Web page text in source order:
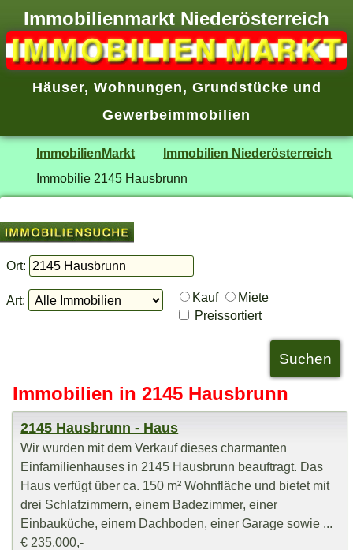
Immobilienmarkt Niederösterreich
Häuser, Wohnungen, Grundstücke und
Gewerbeimmobilien
ImmobilienMarkt
Immobilien Niederösterreich
Immobilie 2145 Hausbrunn
Ort:
Art: Kauf
Miete
Preissortiert
Immobilien in 2145 Hausbrunn
2145 Hausbrunn - Haus
Wir wurden mit dem Verkauf dieses charmanten
Einfamilienhauses in 2145 Hausbrunn beauftragt. Das
Haus verfügt über ca. 150 m² Wohnfläche und bietet mit
drei Schlafzimmern, einem Badezimmer, einer
Einbauküche, einem Dachboden, einer Garage sowie ...
€ 235.000,-